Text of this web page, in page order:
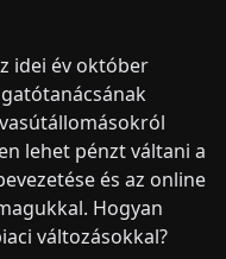
idei év október
lehet pénzt váltani a
és az online
Hogyan
változásokkal?